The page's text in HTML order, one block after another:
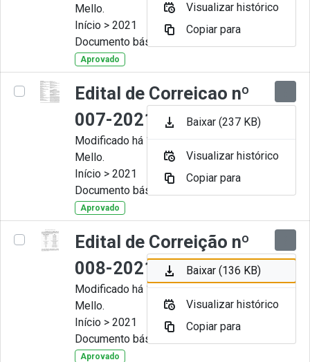
Mello.
Início > 2021
Documento básico
Aprovado
Edital de Correicao nº
007-2021
Modificado há 11 Meses por Artur
Mello.
Início > 2021
Documento básico
Aprovado
Edital de Correição nº
008-2021
Modificado há 11 Meses por Artur
Mello.
Início > 2021
Documento básico
Aprovado
Visualizar histórico
Copiar para
Baixar (237 KB)
Visualizar histórico
Copiar para
Baixar (136 KB)
Visualizar histórico
Copiar para